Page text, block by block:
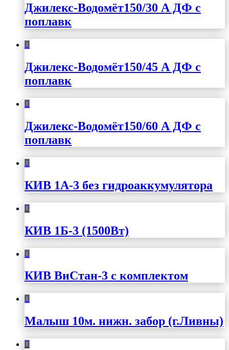
Джилекс-Водомёт150/30 А ДФ с
поплавк
Джилекс-Водомёт150/45 А ДФ с
поплавк
Джилекс-Водомёт150/60 А ДФ с
поплавк
КИВ 1А-3 без гидроаккумулятора
КИВ 1Б-3 (1500Вт)
КИВ ВиСтан-3 с комплектом
Малыш 10м. нижн. забор (г.Ливны)